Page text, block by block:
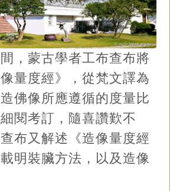
蒙古學者工布查布將
像量度經》，從梵文譯為
佛像所應遵循的度量比
閱考訂，隨喜讚歎不
布又解述《造像量度經
明裝臟方法，以及造像